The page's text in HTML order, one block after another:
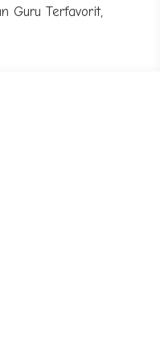
Guru Terfavorit,